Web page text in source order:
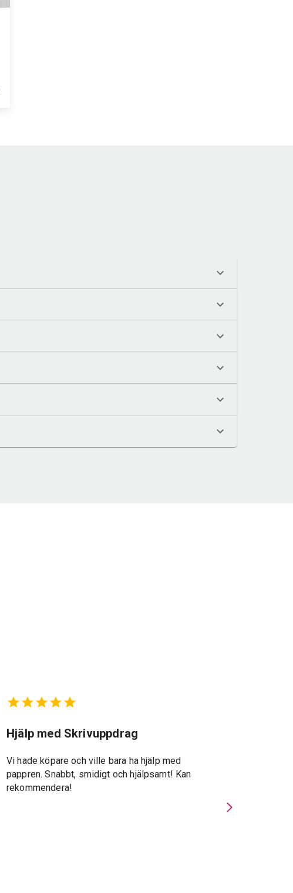
Hjälp med Skrivuppdrag
Vi hade köpare och ville bara ha hjälp med
pappren. Snabbt, smidigt och hjälpsamt! Kan
rekommendera!
Privatmäklarna
gav stor